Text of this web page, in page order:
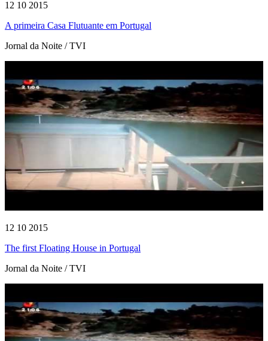
12 10 2015
A primeira Casa Flutuante em Portugal
Jornal da Noite / TVI
12 10 2015
The first Floating House in Portugal
Jornal da Noite / TVI